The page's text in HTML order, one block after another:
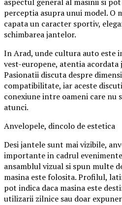
perceptia asupra unui model. O
capata un caracter sportiv,
schimbarea jantelor.
In Arad, unde cultura auto este
vest-europene, atentia
Pasionatii discuta despre
compatibilitate, iar aceste
conexiune intre oameni care nu
atunci.
Anvelopele, dincolo de estetica
Desi jantele sunt mai vizibile,
importante in cadrul
ansamblul vizual si spun multe
masina este folosita. Profilul,
pot indica daca masina este
utilizarii zilnice sau doar